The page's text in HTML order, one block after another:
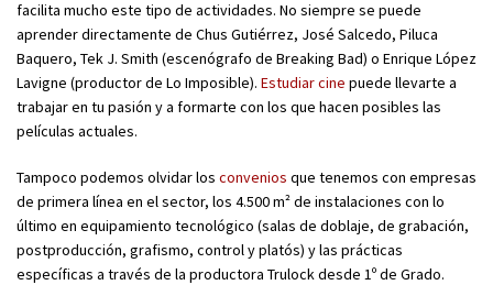
facilita mucho este tipo de actividades. No siempre se puede
aprender directamente de Chus Gutiérrez, José Salcedo, Piluca
Baquero, Tek J. Smith (escenógrafo de Breaking Bad) o Enrique López
Lavigne (productor de Lo Imposible). Estudiar cine puede llevarte a
trabajar en tu pasión y a formarte con los que hacen posibles las
películas actuales.
Tampoco podemos olvidar los convenios que tenemos con empresas
de primera línea en el sector, los 4.500 m² de instalaciones con lo
último en equipamiento tecnológico (salas de doblaje, de grabación,
postproducción, grafismo, control y platós) y las prácticas
específicas a través de la productora Trulock desde 1º de Grado.